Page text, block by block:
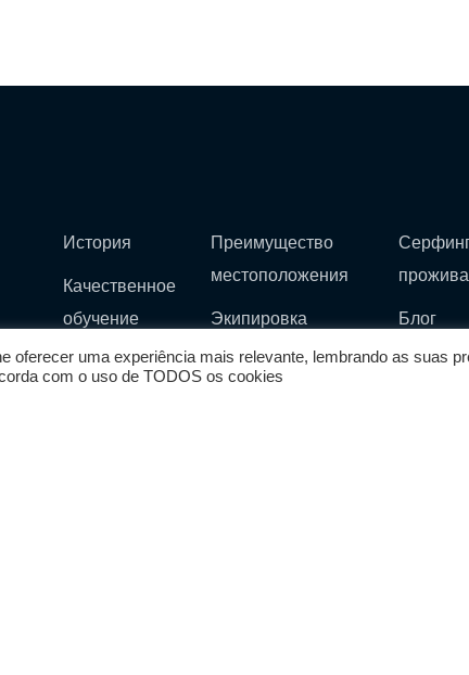
с
История
Качественное
обучение
Прекрасное
Преимущество
местоположения
Экипировка
для серфинга
Блог
oferecer uma experiência mais relevante, lembrando as suas
com o uso de TODOS os cookies